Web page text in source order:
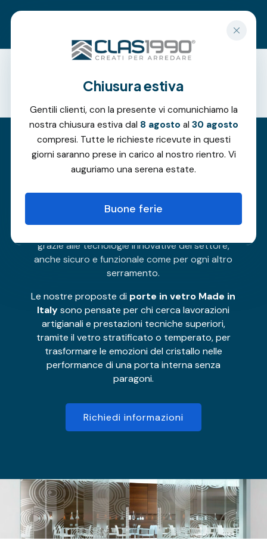
Chiusura estiva
Gentili clienti, con la presente vi comunichiamo la
nostra chiusura estiva dal 8 agosto al 30 agosto
compresi. Tutte le richieste ricevute in questi
giorni saranno prese in carico al nostro rientro. Vi
auguriamo una serena estate.
Buone ferie
Porte in vetro
grazie alle tecnologie innovative del settore,
anche sicuro e funzionale come per ogni altro
serramento.
Le nostre proposte di porte in vetro Made in
Italy sono pensate per chi cerca lavorazioni
artigianali e prestazioni tecniche superiori,
tramite il vetro stratificato o temperato, per
trasformare le emozioni del cristallo nelle
performance di una porta interna senza
paragoni.
Richiedi informazioni